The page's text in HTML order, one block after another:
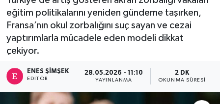
eğitim politikalarını yeniden gündeme taşırken,
Fransa’nın okul zorbalığını suç sayan ve cezai
yaptırımlarla mücadele eden modeli dikkat
çekiyor.
ENES ŞIMŞEK
EDITÖR
28.05.2026 - 11:10
YAYINLANMA
2 DK
OKUNMA SÜRESI